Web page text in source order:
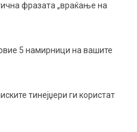
фразата „враќање на
5 намирници на вашите
тинејџери ги користат